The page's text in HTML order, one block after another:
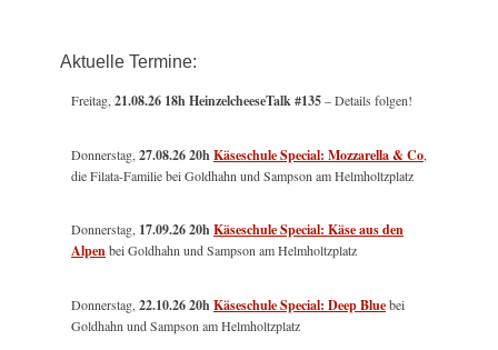
Aktuelle Termine:
Freitag,21.08.26 18h HeinzelcheeseTalk #135– Details folgen!
Donnerstag,27.08.26 20hKäseschule Special: Mozzarella & Co,
die Filata-Familie bei Goldhahn und Sampson am Helmholtzplatz
Donnerstag, 17.09.26 20hKäseschule Special: Käse aus den
Alpenbei Goldhahn und Sampson am Helmholtzplatz
Donnerstag,22.10.26 20hKäseschule Special: Deep Bluebei
Goldhahn und Sampson am Helmholtzplatz